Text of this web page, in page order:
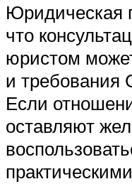
Юридическая
что
юристом
и требования
Если
оставляют